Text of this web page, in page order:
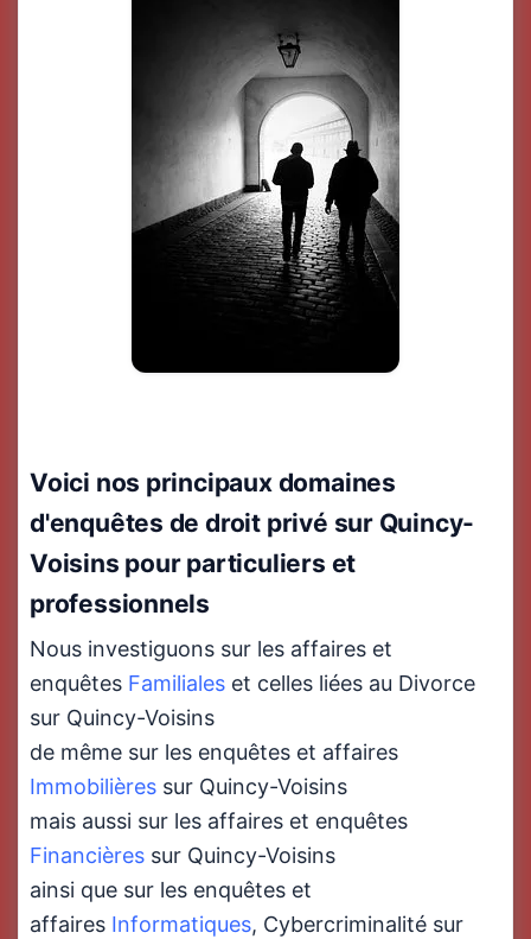
Voici nos principaux domaines
d'enquêtes de droit privé sur Quincy-
Voisins pour particuliers et
professionnels
Nous investiguons sur les affaires et
enquêtes Familiales et celles liées au Divorce
sur Quincy-Voisins
de même sur les enquêtes et affaires
Immobilières sur Quincy-Voisins
mais aussi sur les affaires et enquêtes
Financières sur Quincy-Voisins
ainsi que sur les enquêtes et
affaires Informatiques, Cybercriminalité sur